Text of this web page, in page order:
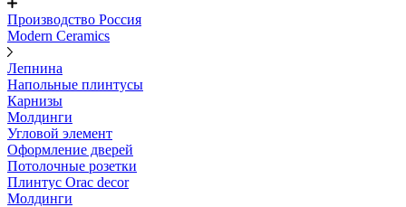
Производство Россия
Modern Ceramics
Лепнина
Напольные плинтусы
Карнизы
Молдинги
Угловой элемент
Оформление дверей
Потолочные розетки
Плинтус Orac decor
Молдинги